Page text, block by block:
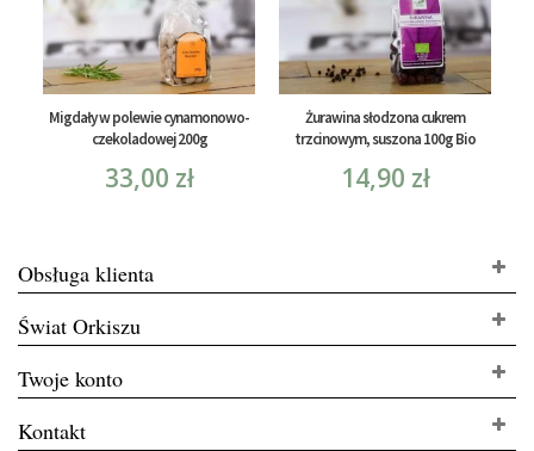
Migdały w polewie cynamonowo-
czekoladowej 200g
33,00 zł
Żurawina słodzona cukrem
trzcinowym, suszona 100g Bio
14,90 zł
Obsługa klienta
Świat Orkiszu
Twoje konto
Kontakt